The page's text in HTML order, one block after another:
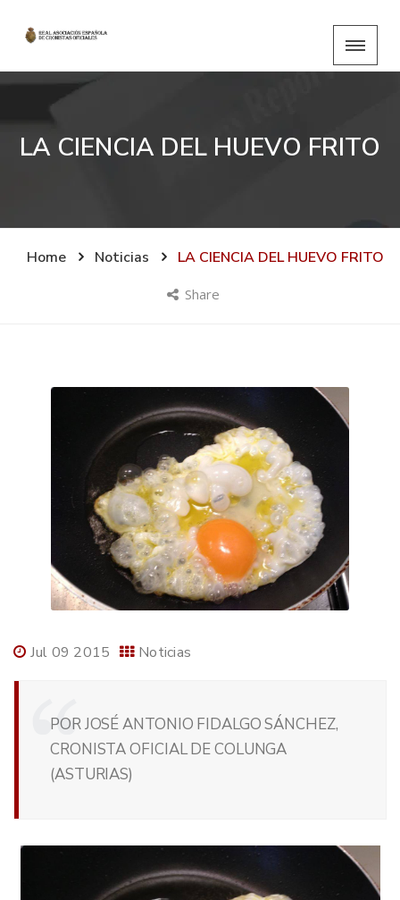
LA CIENCIA DEL HUEVO FRITO
Home Noticias LA CIENCIA DEL HUEVO FRITO
Share
Jul 09 2015 Noticias
POR JOSÉ ANTONIO FIDALGO SÁNCHEZ,
CRONISTA OFICIAL DE COLUNGA
(ASTURIAS)